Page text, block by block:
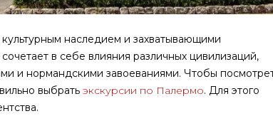
наследием и захватывающими
в себе влияния различных цивилизаций,
и нормандскими завоеваниями. Чтобы
выбрать экскурсии по Палермо. Для этого